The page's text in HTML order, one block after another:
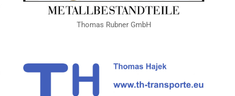
Thomas Rubner GmbH